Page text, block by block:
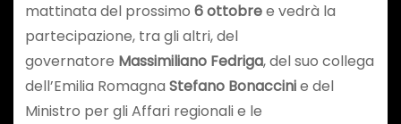
mattinata del prossimo 6 ottobree vedrà la
partecipazione, tra gli altri, del
governatore Massimiliano Fedriga, del suo collega
dell’Emilia Romagna Stefano Bonaccinie del
Ministro per gli Affari regionali e le